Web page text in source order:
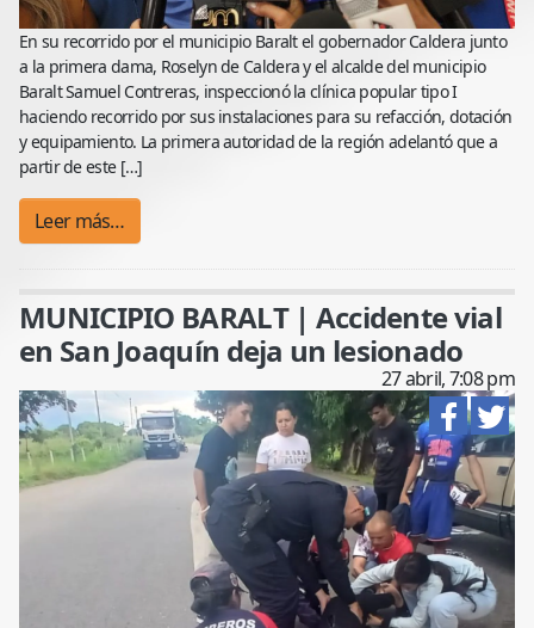
En su recorrido por el municipio Baralt el gobernador Caldera junto
a la primera dama, Roselyn de Caldera y el alcalde del municipio
Baralt Samuel Contreras, inspeccionó la clínica popular tipo I
haciendo recorrido por sus instalaciones para su refacción, dotación
y equipamiento. La primera autoridad de la región adelantó que a
partir de este […]
Leer más…
MUNICIPIO BARALT | Accidente vial
en San Joaquín deja un lesionado
27 abril, 7:08 pm